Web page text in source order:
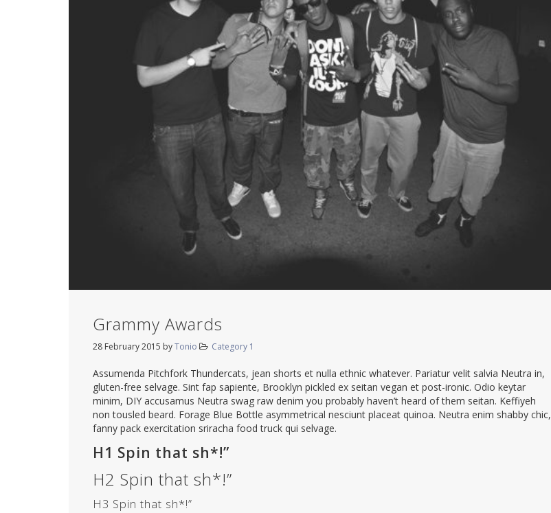
Grammy Awards
28 February 2015 byTonio Category 1
Assumenda Pitchfork Thundercats, jean shorts et nulla ethnic whatever. Pariatur velit salvia Neutra in,
gluten-free selvage. Sint fap sapiente, Brooklyn pickled ex seitan vegan et post-ironic. Odio keytar
minim, DIY accusamus Neutra swag raw denim you probably haven’t heard of them seitan. Keffiyeh
non tousled beard. Forage Blue Bottle asymmetrical nesciunt placeat quinoa. Neutra enim shabby chic,
fanny pack exercitation sriracha food truck qui selvage.
H1 Spin that sh*!”
H2 Spin that sh*!”
H3 Spin that sh*!”